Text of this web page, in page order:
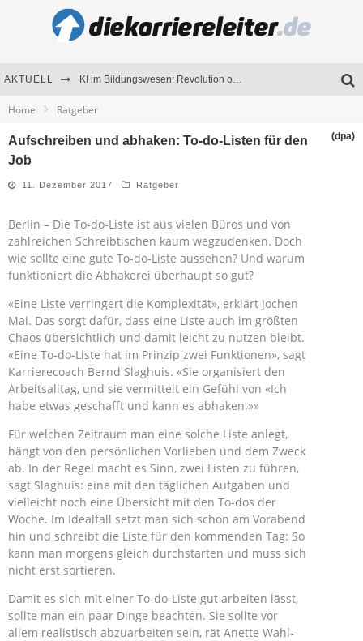
AKTUELL KI im Bildungswesen: Revolution oder Risiko für Schulen und Universitäten?
Seminare als Motivationsmotor – Wie Weiterbildung Mitarbeiter nachhaltig begeistert
Home Ratgeber
Aufschreiben und abhaken: To-do-Listen für den
Job
(dpa)
11. Dezember 2017 Ratgeber
Berlin – Die To-do-Liste ist aus vielen Büros und von
zahlreichen Schreibtischen kaum wegzudenken. Doch
wie sollte eine gute To-do-Liste aussehen? Und warum
funktioniert die Abhakerei überhaupt so gut?
«Eine Liste verringert die Komplexität», erklärt Jochen
Mai. Das sorgt dafür, dass eine Liste auch im größten
Chaos übersichtlich und damit leicht zu nutzen bleibt.
«Eine To-do-Liste hat im Prinzip zwei Funktionen», sagt
Karrierecoach Bernd Slaghuis. «Sie organisiert den
Arbeitsalltag, und sie vermittelt ein Gefühl von «Ich
habe etwas geschafft und kann es abhaken.»»
Für welchen Zeitraum man eine solche Liste anlegt,
hängt von den persönlichen Vorlieben und dem Zweck
ab. In der Regel macht es Sinn, zwei Listen zu führen,
sagt Slaghuis: eine mit den täglichen Aufgaben und
vielleicht noch eine Übersicht mit den To-dos der
Woche. Im Idealfall setzt man sich schon am Vorabend
hin und schreibt die Liste für den kommenden Tag: So
kann man morgens gleich durchstarten und muss sich
nicht erst sortieren.
Damit es sich mit einer To-do-Liste gut arbeiten lässt,
sollte man ein paar Dinge beachten. Sie sollte vor
allem realistisch abzuarbeiten sein, rät Anette Wahl-